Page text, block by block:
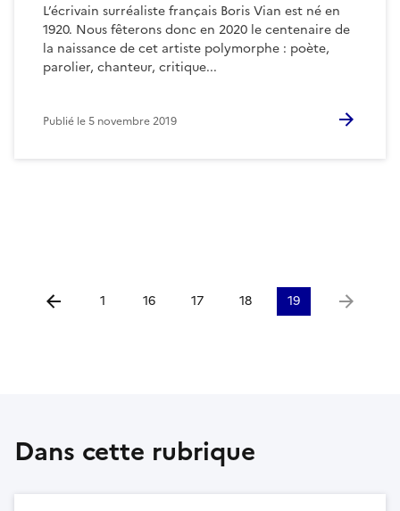
L’écrivain surréaliste français Boris Vian est né en
1920. Nous fêterons donc en 2020 le centenaire de
la naissance de cet artiste polymorphe : poète,
parolier, chanteur, critique...
Publié le5 novembre 2019
Aller à la page précédente
1 16 17 18 19 Aller à la
Dans cette rubrique